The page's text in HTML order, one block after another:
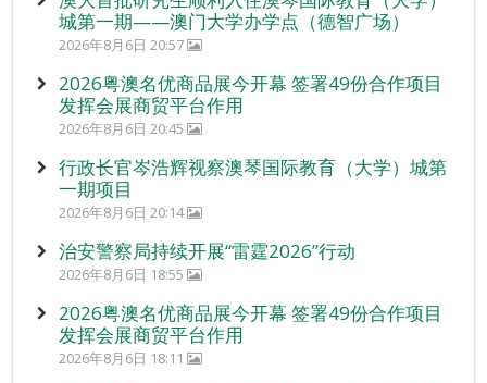
城第一期——澳门大学办学点（德智广场）
2026年8月6日 20:57
2026粤澳名优商品展今开幕 签署49份合作项目
发挥会展商贸平台作用
2026年8月6日 20:45
行政长官岑浩辉视察澳琴国际教育（大学）城第
一期项目
2026年8月6日 20:14
治安警察局持续开展“雷霆2026”行动
2026年8月6日 18:55
2026粤澳名优商品展今开幕 签署49份合作项目
发挥会展商贸平台作用
2026年8月6日 18:11